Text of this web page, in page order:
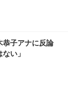
子アナに反論
い」